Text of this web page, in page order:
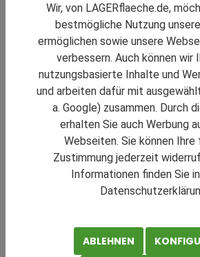
Lagerlösungen
Firmenbörse
Über uns
Produkte
RATGEBER
0-9
A
Wir, von LAGERflaeche.de,
bestmögliche Nutzung
ermöglichen sowie unsere
verbessern. Auch können wir
nutzungsbasierte Inhalte und
und arbeiten dafür mit
a. Google) zusammen. Durch
erhalten Sie auch Werbung
Webseiten. Sie können Ihre
Zustimmung jederzeit
Informationen finden Sie
ABLEHNEN